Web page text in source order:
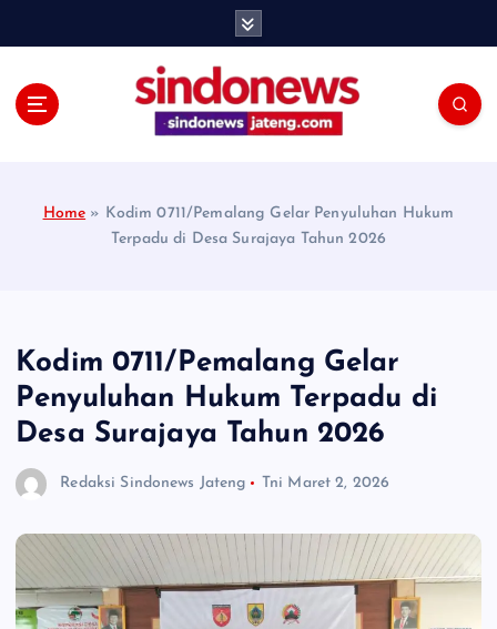
Home » Kodim 0711/Pemalang Gelar Penyuluhan Hukum
Terpadu di Desa Surajaya Tahun 2026
Kodim 0711/Pemalang Gelar
Penyuluhan Hukum Terpadu di
Desa Surajaya Tahun 2026
Redaksi Sindonews Jateng Tni Maret 2, 2026